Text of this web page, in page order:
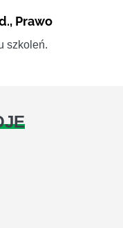
, Prawo
szkoleń.